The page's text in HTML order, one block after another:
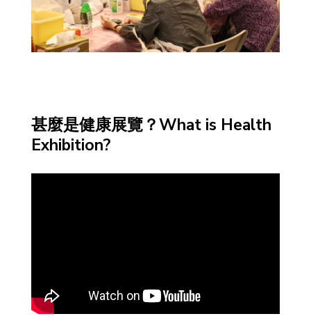
甚麼是健康展覽？What is Health
Exhibition?